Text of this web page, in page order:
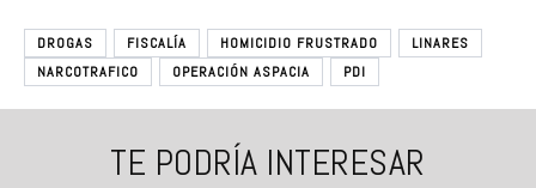
DROGAS FISCALÍA HOMICIDIO FRUSTRADO
LINARES
NARCOTRAFICO
OPERACIÓN ASPACIA PDI
TE PODRÍA INTERESAR